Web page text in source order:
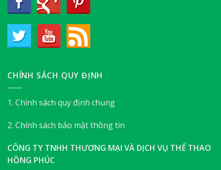
CHÍNH SÁCH QUY ĐỊNH
1. Chính sách quy định chung
2. Chính sách bảo mật thông tin
CÔNG TY TNHH THƯƠNG MẠI VÀ DỊCH VỤ THỂ THAO
HỒNG PHÚC